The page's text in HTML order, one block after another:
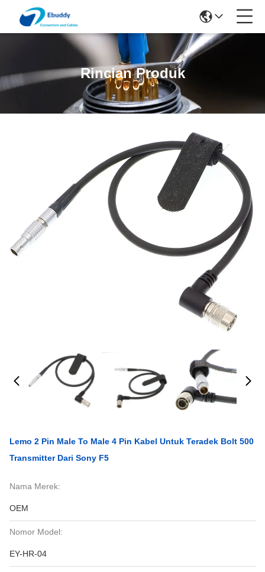
Rincian Produk
Lemo 2 Pin Male To Male 4 Pin Kabel Untuk Teradek Bolt 500
Transmitter Dari Sony F5
Nama Merek:
OEM
Nomor Model:
EY-HR-04